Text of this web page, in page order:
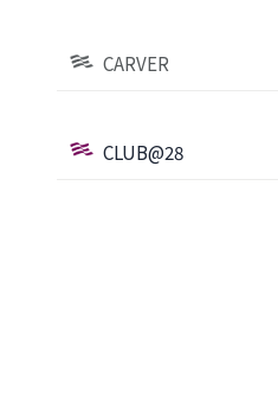
CARVER
CLUB@28